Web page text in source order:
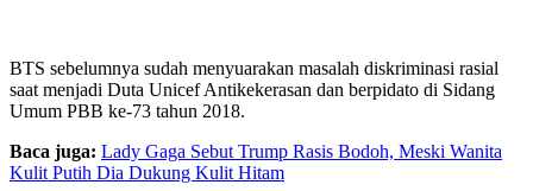
BTS sebelumnya sudah menyuarakan masalah diskriminasi rasial
saat menjadi Duta Unicef Antikekerasan dan berpidato di Sidang
Umum PBB ke-73 tahun 2018.
Baca juga: Lady Gaga Sebut Trump Rasis Bodoh, Meski Wanita
Kulit Putih Dia Dukung Kulit Hitam